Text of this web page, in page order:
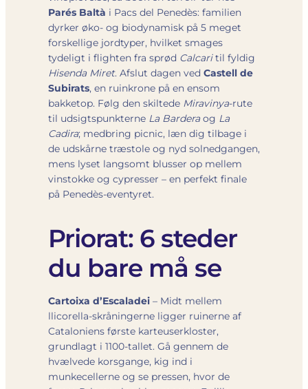
Parés Baltà i Pacs del Penedès: familien
dyrker øko- og biodynamisk på 5 meget
forskellige jordtyper, hvilket smages
tydeligt i flighten fra sprød Calcaritil fyldig
Hisenda Miret. Afslut dagen ved Castell de
Subirats, en ruinkrone på en ensom
bakketop. Følg den skiltede Miravinya-rute
til udsigtspunkterne La Barderaog La
Cadira; medbring picnic, læn dig tilbage i
de udskårne træstole og nyd solnedgangen,
mens lyset langsomt blusser op mellem
vinstokke og cypresser – en perfekt finale
på Penedès-eventyret.
Priorat: 6 steder
du bare må se
Cartoixa d’Escaladei – Midt mellem
llicorella-skråningerne ligger ruinerne af
Cataloniens første karteuserkloster,
grundlagt i 1100-tallet. Gå gennem de
hvælvede korsgange, kig ind i
munkecellerne og se pressen, hvor de